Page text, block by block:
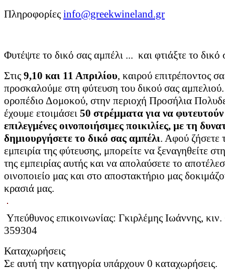
Πληροφορίες info@greekwineland.gr
Φυτέψτε το δικό σας αμπέλι ... και φτιάξτε το
Στις 9,10 και 11 Απριλίου, καιρού επιτρέποντος
προσκαλούμε στη φύτευση του δικού σας
οροπέδιο Δομοκού, στην περιοχή Προσήλια
έχουμε ετοιμάσει 50 στρέμματα για να
επιλεγμένες οινοποιήσιμες ποικιλίες, με τη
δημιουργήσετε το δικό σας αμπέλι. Αφού ζήσετε
εμπειρία της φύτευσης, μπορείτε να ξεναγηθείτε
της εμπειρίας αυτής και να απολαύσετε το
οινοποιείο μας και στο αποστακτήριο μας
κρασιά μας.
Υπεύθυνος επικοινωνίας: Γκιρλέμης Ιωάννης,
359304
Καταχωρήσεις
Σε αυτή την κατηγορία υπάρχουν 0 καταχωρήσεις.